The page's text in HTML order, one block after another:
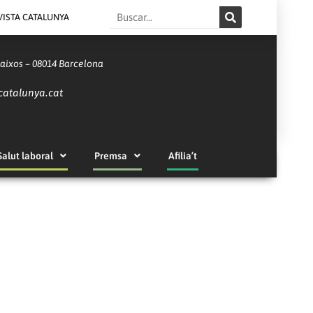
CATALUNYA Search
– 08014 Barcelona
laboral Premsa Afilia’t